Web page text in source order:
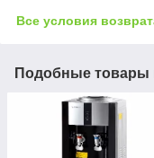
Все условия
Подобные товары